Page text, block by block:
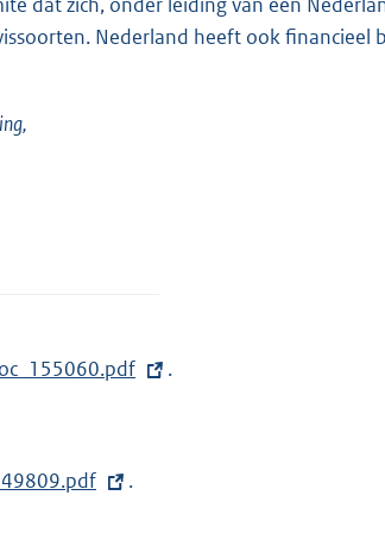
dat zich, onder leiding van een
Nederland heeft ook financieel
.
.